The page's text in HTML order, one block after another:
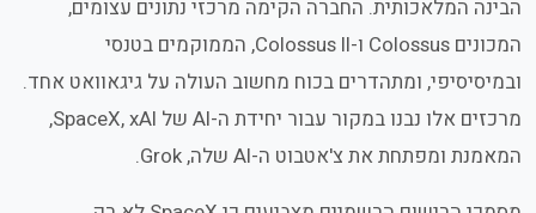
הבינה המלאכותית. החברה הקימה מרכזי נתונים עצומים,
המכונים Colossus ו-Colossus II, הממוקמים בטנסי
ובמיסיסיפי, ומתהדרים בכוח מחשוב העולה על גיגאוואט אחד.
מרכזים אלו נבנו במקור עבור יחידת ה-AI של SpaceX, xAI,
המאמנת ומפתחת את צ'אטבוט ה-AI שלה, Grok.